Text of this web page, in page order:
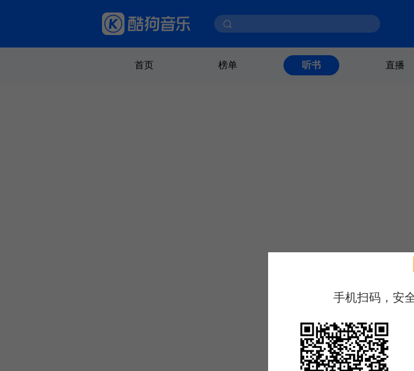
首页 榜单 听书 直播